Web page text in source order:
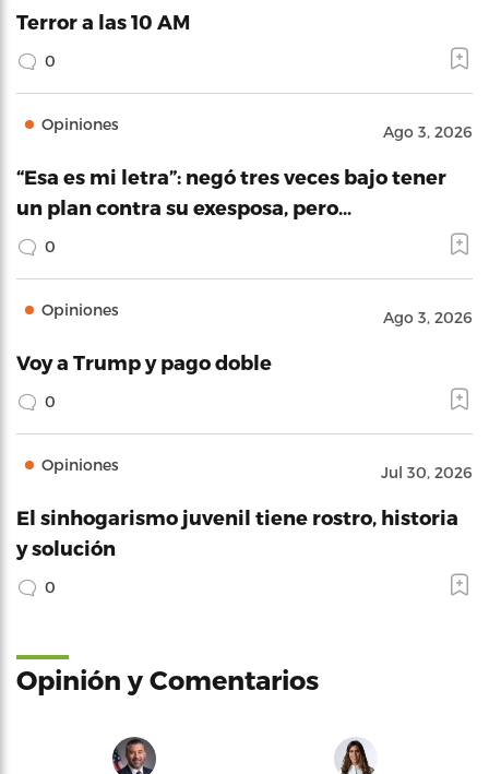
Terror a las 10 AM
0
Opiniones Ago 3, 2026
“Esa es mi letra”: negó tres veces bajo tener
un plan contra su exesposa, pero…
0
Opiniones Ago 3, 2026
Voy a Trump y pago doble
0
Opiniones Jul 30, 2026
El sinhogarismo juvenil tiene rostro, historia
y solución
0
Opinión y Comentarios